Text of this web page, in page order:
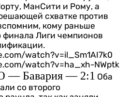
МанСити и Рому, а
схватке против
кому раньше
финала Лиги чемпионов
watch?v=il_Sm1AI7k0
watch?v=ha_xh-NWptk
— Бавария — 2:1 Оба
со второго